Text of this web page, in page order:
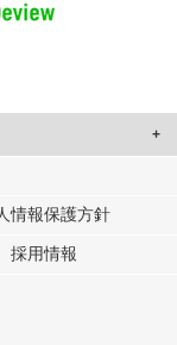
たコンテンツや広告の
しています。
集した他の情報を組み
情報保護方針
採用情報